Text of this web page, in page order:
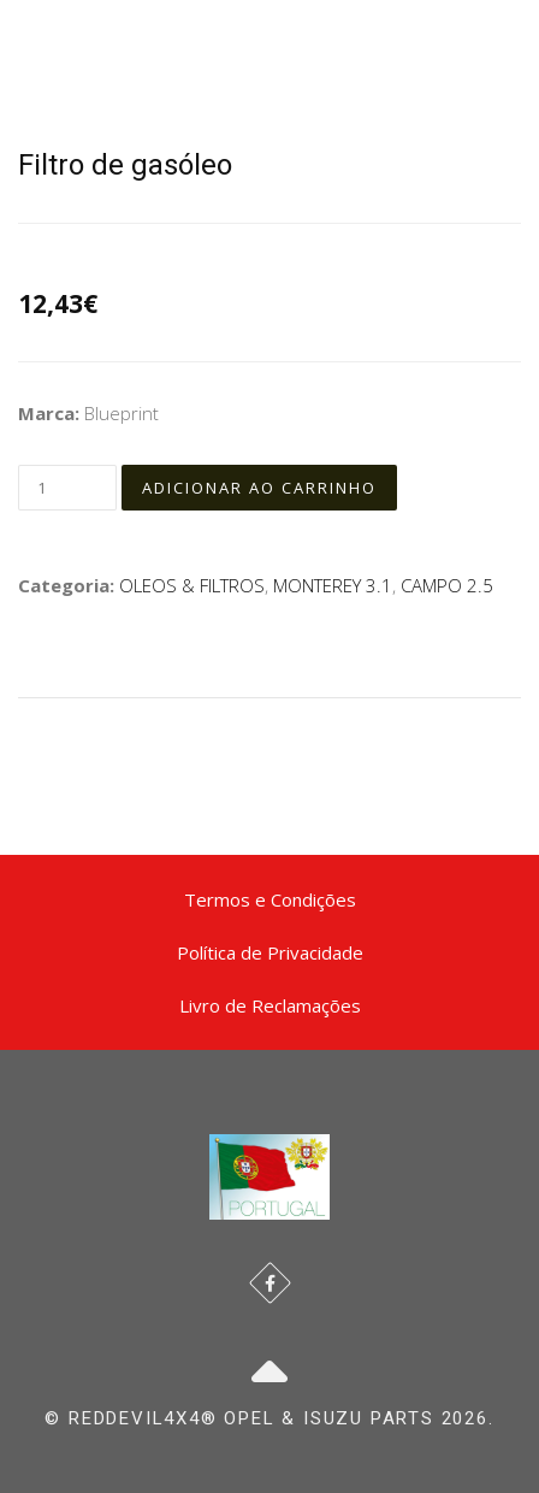
Filtro de gasóleo
12,43€
Marca: Blueprint
Categoria: OLEOS & FILTROS, MONTEREY 3.1 , CAMPO 2.5
Termos e Condições
Política de Privacidade
Livro de Reclamações
© REDDEVIL4X4® OPEL & ISUZU PARTS 2026.